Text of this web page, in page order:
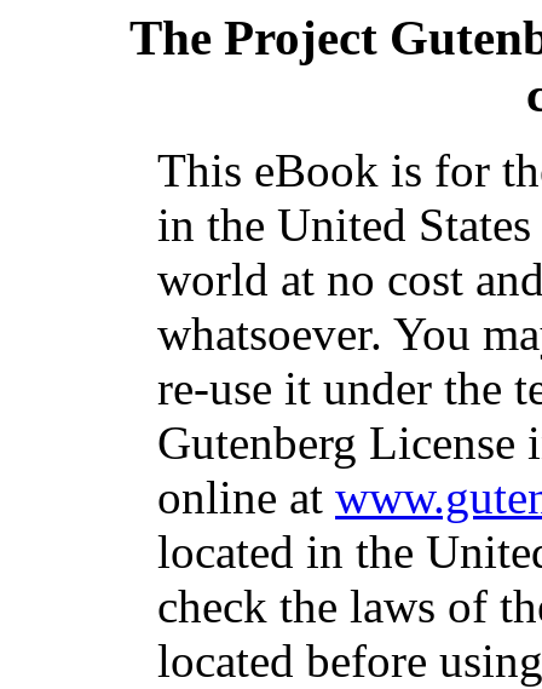
The Project
This eBook is for
in the United
world at no cost
whatsoever. You
re-use it under the
Gutenberg
online at
located in the
check the laws of
located before